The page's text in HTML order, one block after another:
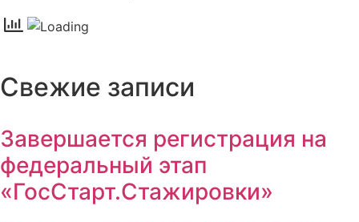
Свежие записи
Завершается регистрация на
федеральный этап
«ГосСтарт.Стажировки»